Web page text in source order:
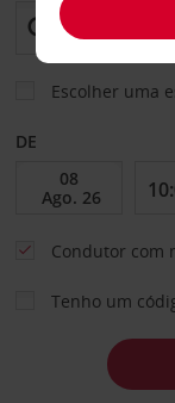
Escolher uma
DE
Condutor com
Tenho um